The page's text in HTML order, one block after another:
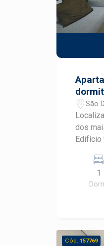
São
dos
Edifício
diversos 1
Cód. 157769